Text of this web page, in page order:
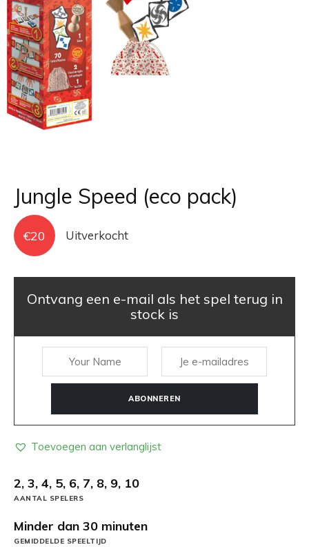
Jungle Speed (eco pack)
€20 Uitverkocht
Ontvang een e-mail als het spel terug in
stock is
ABONNEREN
Toevoegen aan verlanglijst
2, 3, 4, 5, 6, 7, 8, 9, 10
AANTAL SPELERS
Minder dan 30 minuten
GEMIDDELDE SPEELTIJD